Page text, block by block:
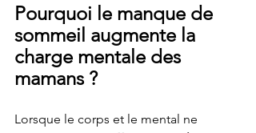
Pourquoi le manque de
sommeil augmente la
charge mentale des
mamans ?
Lorsque le corps et le mental ne